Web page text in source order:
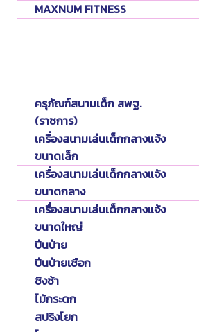
MAXNUM FITNESS
ครุภัณฑ์สนามเด็ก สพฐ.
(ราชการ)
เครื่องสนามเล่นเด็กกลางแจ้ง
ขนาดเล็ก
เครื่องสนามเล่นเด็กกลางแจ้ง
ขนาดกลาง
เครื่องสนามเล่นเด็กกลางแจ้ง
ขนาดใหญ่
ปีนป่าย
ปีนป่ายเชือก
ชิงช้า
ไม้กระดก
สปริงโยก